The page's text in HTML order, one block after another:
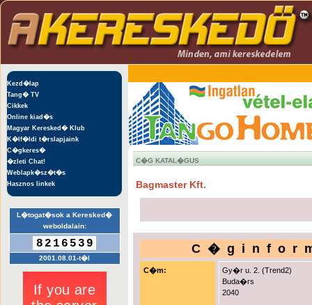
Kezd�lap
Tang� TV
Cikkek
Online kiad�s
Magyar Keresked� Klub
K�lf�ldi t�rslapjaink
C�gkeres�
�zleti Chat!
Weblapk�sz�t�s
Hasznos linkek
L�togat�sok a Keresked�
weboldalain:
8216539
2001.08.01-t�l
C�G KATAL�GUS
Bagmaster Kft.
C�m:
Gy�r u. 2. (Trend2)
Buda�rs
2040